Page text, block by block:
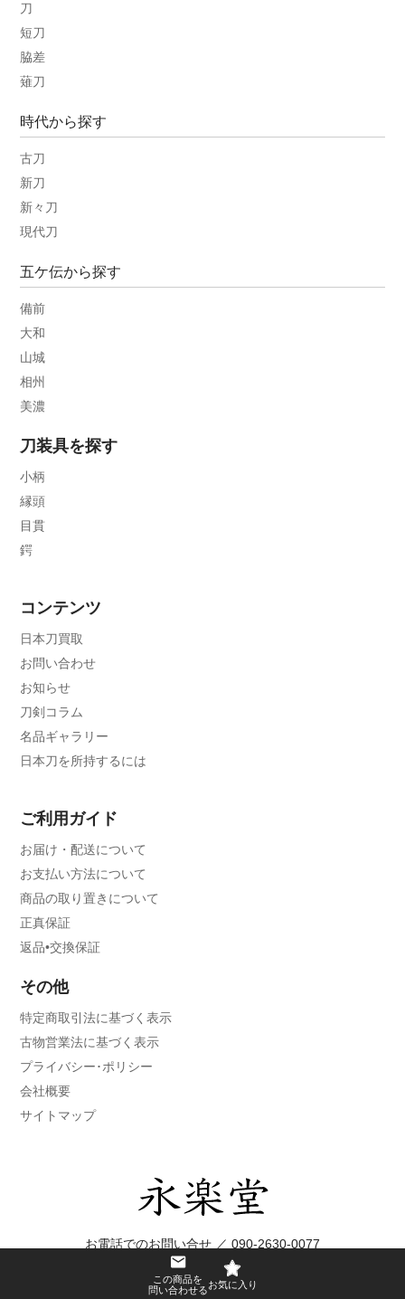
この商品を
問い合わせる
刀
短刀
脇差
薙刀
時代から探す
古刀
新刀
新々刀
現代刀
五ケ伝から探す
備前
大和
山城
相州
美濃
刀装具を探す
小柄
縁頭
目貫
鍔
コンテンツ
日本刀買取
お問い合わせ
お知らせ
刀剣コラム
名品ギャラリー
日本刀を所持するには
ご利用ガイド
お届け・配送について
お支払い方法について
商品の取り置きについて
正真保証
返品•交換保証
その他
特定商取引法に基づく表示
古物営業法に基づく表示
プライバシー･ポリシー
会社概要
サイトマップ
お電話でのお問い合せ ／ 090-2630-0077
〒130-0026東京都墨田区両国1-13-14-1F
［Googleマップで確認する］